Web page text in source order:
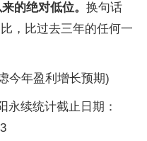
的绝对低位。 换句话
，比过去三年的任何一
今年盈利增长预期)
永续统计截止日期：